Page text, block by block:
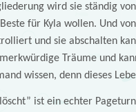
wird sie ständig
für Kyla wollen. Und
und sie abschalten
Träume und
wissen, denn dieses
ist ein echter